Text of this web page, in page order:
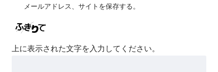
メールアドレス、サイトを保存する。
上に表示された文字を入力してください。